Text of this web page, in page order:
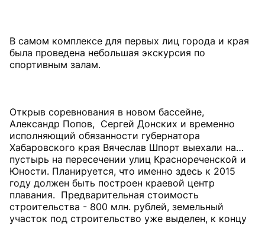
В самом комплексе для первых лиц города и края
была проведена небольшая экскурсия по
спортивным залам.
Открыв соревнования в новом бассейне,
Александр Попов, Сергей Донских и временно
исполняющий обязанности губернатора
Хабаровского края Вячеслав Шпорт выехали на…
пустырь на пересечении улиц Краснореченской и
Юности. Планируется, что именно здесь к 2015
году должен быть построен краевой центр
плавания. Предварительная стоимость
строительства - 800 млн. рублей, земельный
участок под строительство уже выделен, к концу